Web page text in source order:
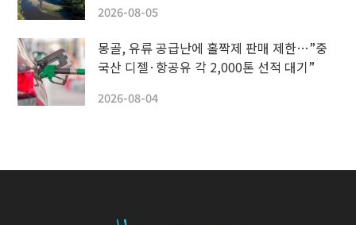
2026-08-05
몽골, 유류 공급난에 홀짝제 판매 제한…”중
국산 디젤·항공유 각 2,000톤 선적 대기”
2026-08-04